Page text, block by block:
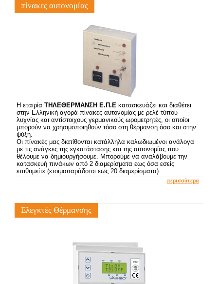
πίνακες αυτονομίας
Η εταιρίαΤΗΛΕΘΕΡΜΑΝΣΗ Ε.Π.Ε κατασκευάζει και διαθέτει
στην Ελληνική αγορά πίνακες αυτονομίας με ρελέ τύπου
λυχνίας και αντίστοιχους γερμανικούς ωρομετρητές, οι οποίοι
μπορούν να χρησιμοποιηθούν τόσο στη θέρμανση όσο και στην
ψύξη.
Οι πίνακές μας διατίθονται κατάλληλα καλωδιωμένοι ανάλογα
με τις ανάγκες της εγκατάστασης και της αυτονομίας που
θέλουμε να δημιουργήσουμε. Μπορούμε να αναλάβουμε την
κατασκευή πινάκων από 2 διαμερίσματα εως όσα εσείς
επιθυμείτε (ετοιμοπαράδοτοι εως 20 διαμερίσματα).
περισσότερα
Ελεγκτές Θέρμανσης